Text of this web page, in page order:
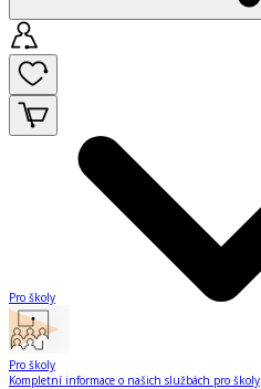
Pro školy
Pro školy
Kompletní informace o našich službách pro školy